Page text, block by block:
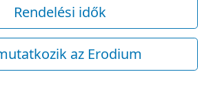
Rendelési idők
az Erodium